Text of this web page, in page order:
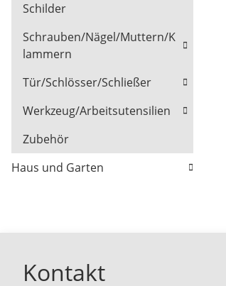
Schilder
Schrauben/Nägel/Muttern/K
lammern
Tür/Schlösser/Schließer
Werkzeug/Arbeitsutensilien
Zubehör
Haus und Garten
Kontakt